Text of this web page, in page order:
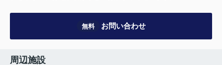
無料 お問い合わせ
周辺施設